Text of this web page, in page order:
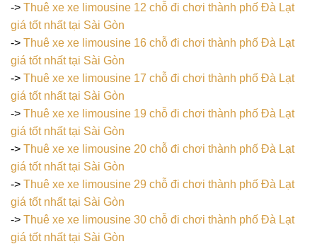
-> Thuê xe xe limousine 12 chỗ đi chơi thành phố Đà Lạt
giá tốt nhất tại Sài Gòn
-> Thuê xe xe limousine 16 chỗ đi chơi thành phố Đà Lạt
giá tốt nhất tại Sài Gòn
-> Thuê xe xe limousine 17 chỗ đi chơi thành phố Đà Lạt
giá tốt nhất tại Sài Gòn
-> Thuê xe xe limousine 19 chỗ đi chơi thành phố Đà Lạt
giá tốt nhất tại Sài Gòn
-> Thuê xe xe limousine 20 chỗ đi chơi thành phố Đà Lạt
giá tốt nhất tại Sài Gòn
-> Thuê xe xe limousine 29 chỗ đi chơi thành phố Đà Lạt
giá tốt nhất tại Sài Gòn
-> Thuê xe xe limousine 30 chỗ đi chơi thành phố Đà Lạt
giá tốt nhất tại Sài Gòn